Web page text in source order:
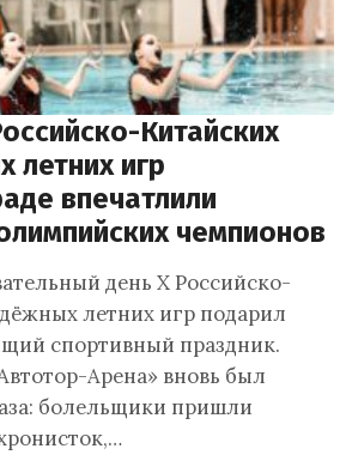
Китайских
летних игр
впечатлили
чемпионов
день X Российско-
летних игр подарил
спортивный праздник.
Арена» вновь был
болельщики пришли